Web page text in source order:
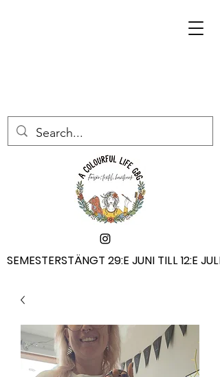
SEMESTERSTÄNGT 29:E JUNI TILL 12:E JULI
SEMESTERSTÄNGT 29:E JUNI TILL 12:E JULI